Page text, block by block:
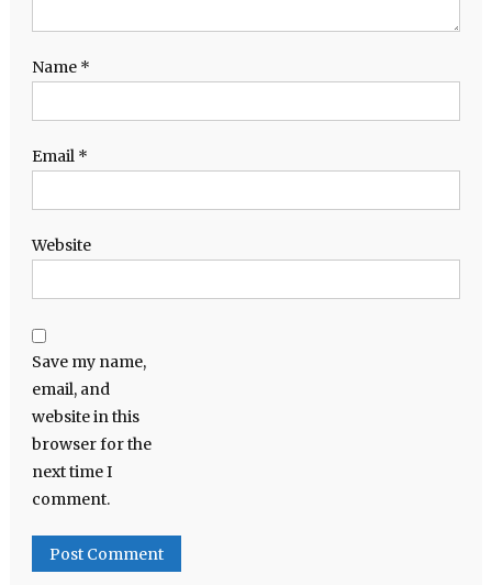
Name *
Email *
Website
Save my name,
email, and
website in this
browser for the
next time I
comment.